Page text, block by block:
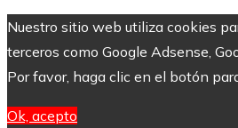
Nuestro sitio web utiliza cookies
terceros como Google Adsense,
Por favor, haga clic en el botón
Ok, acepto